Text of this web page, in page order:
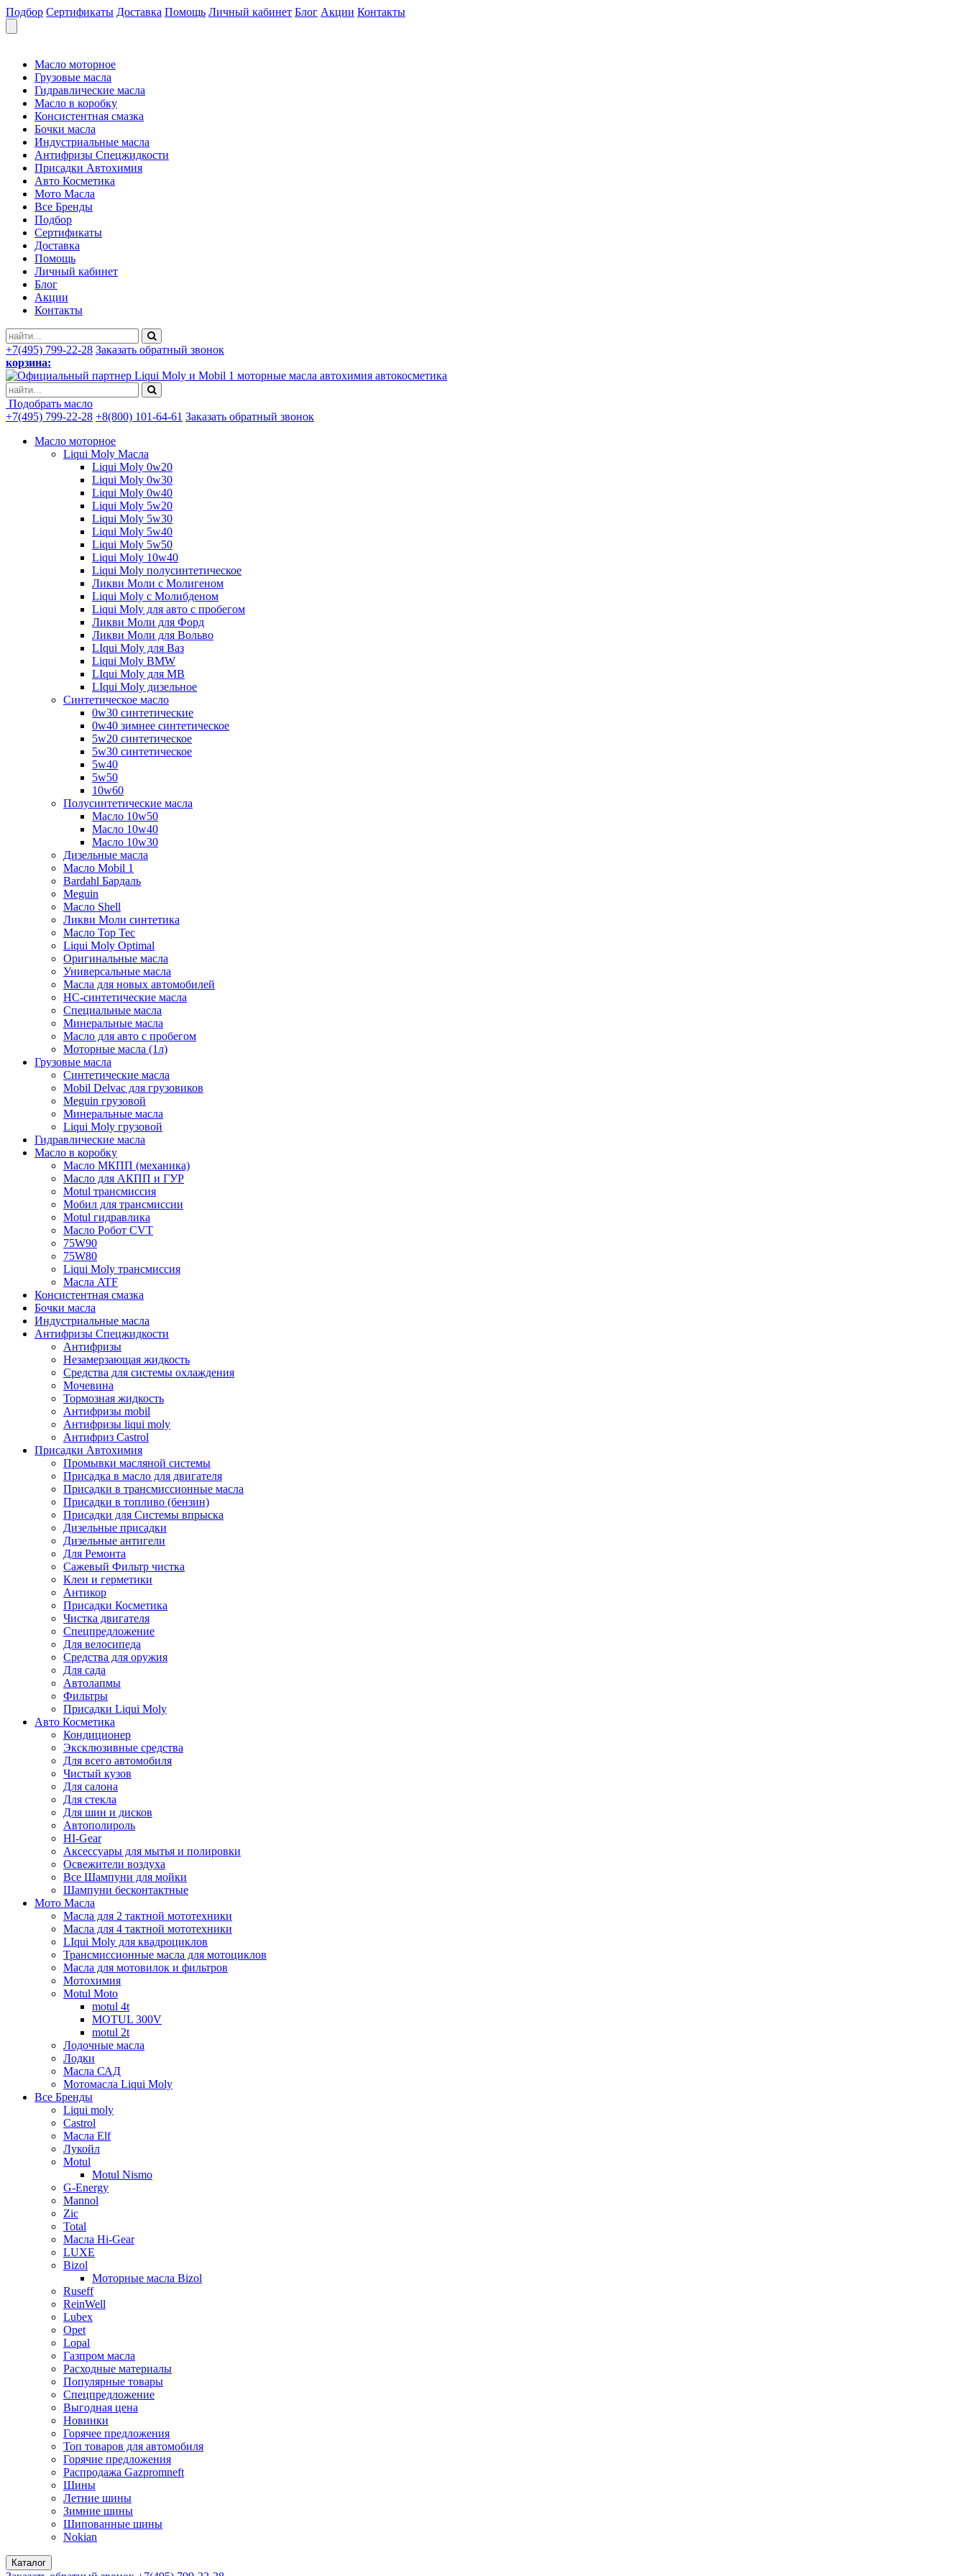
Подбор Сертификаты Доставка Помощь Личный кабинет Блог Акции Контакты
Масло моторное
Грузовые масла
Гидравлические масла
Масло в коробку
Консистентная смазка
Бочки масла
Индустриальные масла
Антифризы Спецжидкости
Присадки Автохимия
Авто Косметика
Мото Масла
Все Бренды
Подбор
Сертификаты
Доставка
Помощь
Личный кабинет
Блог
Акции
Контакты
+7(495) 799-22-28 Заказать обратный звонок
корзина:
моторные масла автохимия автокосметика
Подобрать масло
+7(495) 799-22-28 +8(800) 101-64-61 Заказать обратный звонок
Масло моторное
Liqui Moly Масла
Liqui Moly 0w20
Liqui Moly 0w30
Liqui Moly 0w40
Liqui Moly 5w20
Liqui Moly 5w30
Liqui Moly 5w40
Liqui Moly 5w50
Liqui Moly 10w40
Liqui Moly полусинтетическое
Ликви Моли с Молигеном
Liqui Moly с Молибденом
Liqui Moly для авто с пробегом
Ликви Моли для Форд
Ликви Моли для Вольво
LIqui Moly для Ваз
Liqui Moly BMW
LIqui Moly для MB
LIqui Moly дизельное
Синтетическое масло
0w30 синтетические
0w40 зимнее синтетическое
5w20 синтетическое
5w30 синтетическое
5w40
5w50
10w60
Полусинтетические масла
Масло 10w50
Масло 10w40
Масло 10w30
Дизельные масла
Масло Mobil 1
Bardahl Бардаль
Meguin
Масло Shell
Ликви Моли синтетика
Масло Top Tec
Liqui Moly Optimal
Оригинальные масла
Универсальные масла
Масла для новых автомобилей
HC-синтетические масла
Специальные масла
Минеральные масла
Масло для авто с пробегом
Моторные масла (1л)
Грузовые масла
Синтетические масла
Mobil Delvac для грузовиков
Meguin грузовой
Минеральные масла
Liqui Moly грузовой
Гидравлические масла
Масло в коробку
Масло МКПП (механика)
Масло для АКПП и ГУР
Motul трансмиссия
Мобил для трансмиссии
Motul гидравлика
Масло Робот CVT
75W90
75W80
Liqui Moly трансмиссия
Масла ATF
Консистентная смазка
Бочки масла
Индустриальные масла
Антифризы Спецжидкости
Антифризы
Незамерзающая жидкость
Средства для системы охлаждения
Мочевина
Тормозная жидкость
Антифризы mobil
Антифризы liqui moly
Антифриз Castrol
Присадки Автохимия
Промывки масляной системы
Присадка в масло для двигателя
Присадки в трансмиссионные масла
Присадки в топливо (бензин)
Присадки для Системы впрыска
Дизельные присадки
Дизельные антигели
Для Ремонта
Сажевый Фильтр чистка
Клеи и герметики
Антикор
Присадки Косметика
Чистка двигателя
Спецпредложение
Для велосипеда
Средства для оружия
Для сада
Автолапмы
Фильтры
Присадки Liqui Moly
Авто Косметика
Кондиционер
Эксклюзивные средства
Для всего автомобиля
Чистый кузов
Для салона
Для стекла
Для шин и дисков
Автополироль
HI-Gear
Аксессуары для мытья и полировки
Освежители воздуха
Все Шампуни для мойки
Шампуни бесконтактные
Мото Масла
Масла для 2 тактной мототехники
Масла для 4 тактной мототехники
LIqui Moly для квадроциклов
Трансмиссионные масла для мотоциклов
Масла для мотовилок и фильтров
Мотохимия
Motul Moto
motul 4t
MOTUL 300V
motul 2t
Лодочные масла
Лодки
Масла САД
Мотомасла Liqui Moly
Все Бренды
Liqui moly
Castrol
Масла Elf
Лукойл
Motul
Motul Nismo
G-Energy
Mannol
Zic
Total
Масла Hi-Gear
LUXE
Bizol
Моторные масла Bizol
Ruseff
ReinWell
Lubex
Opet
Lopal
Газпром масла
Расходные материалы
Популярные товары
Спецпредложение
Выгодная цена
Новинки
Горячее предложения
Топ товаров для автомобиля
Горячие предложения
Распродажа Gazpromneft
Шины
Летние шины
Зимние шины
Шипованные шины
Nokian
Каталог